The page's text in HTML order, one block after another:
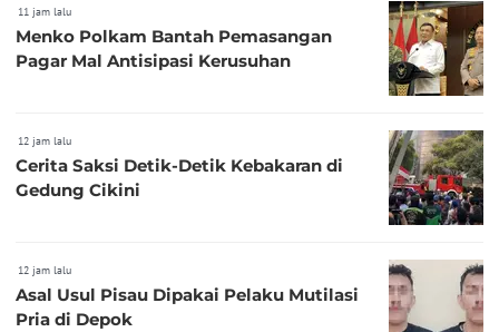
11 jam lalu
Menko Polkam Bantah Pemasangan
Pagar Mal Antisipasi Kerusuhan
12 jam lalu
Cerita Saksi Detik-Detik Kebakaran di
Gedung Cikini
12 jam lalu
Asal Usul Pisau Dipakai Pelaku Mutilasi
Pria di Depok